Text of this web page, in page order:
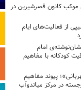
موکب کانون قصرشیرین در
از فعالیت‌های ایام
امام
کودکانه با مفاهیم
پیوند مفاهیم
در مرکز میاندوآب